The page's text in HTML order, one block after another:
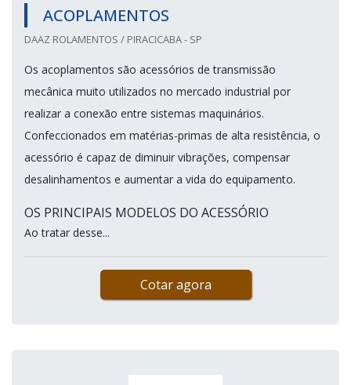
ACOPLAMENTOS
DAAZ ROLAMENTOS / PIRACICABA - SP
Os acoplamentos são acessórios de transmissão
mecânica muito utilizados no mercado industrial por
realizar a conexão entre sistemas maquinários.
Confeccionados em matérias-primas de alta resistência, o
acessório é capaz de diminuir vibrações, compensar
desalinhamentos e aumentar a vida do equipamento.
OS PRINCIPAIS MODELOS DO ACESSÓRIO
Ao tratar desse...
Cotar agora